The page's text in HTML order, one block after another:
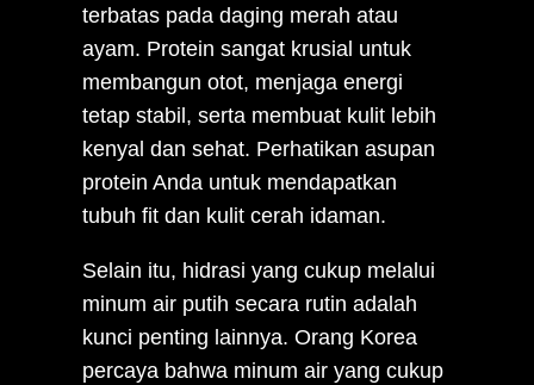
terbatas pada daging merah atau
ayam. Protein sangat krusial untuk
membangun otot, menjaga energi
tetap stabil, serta membuat kulit lebih
kenyal dan sehat. Perhatikan asupan
protein Anda untuk mendapatkan
tubuh fit dan kulit cerah idaman.
Selain itu, hidrasi yang cukup melalui
minum air putih secara rutin adalah
kunci penting lainnya. Orang Korea
percaya bahwa minum air yang cukup